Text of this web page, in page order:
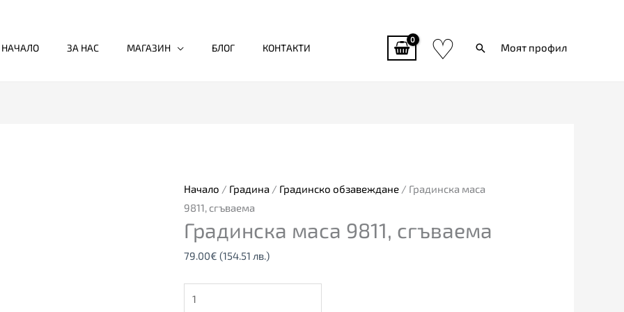
НАЧАЛО ЗА НАС МАГАЗИН БЛОГ КОНТАКТИ ♡ ТърсиМоят профил
Начало / Градина / Градинско обзавеждане / Градинска маса
9811, сгъваема
Градинска маса 9811, сгъваема
79.00€ (154.51 лв.)
маса
9811,
сгъваема